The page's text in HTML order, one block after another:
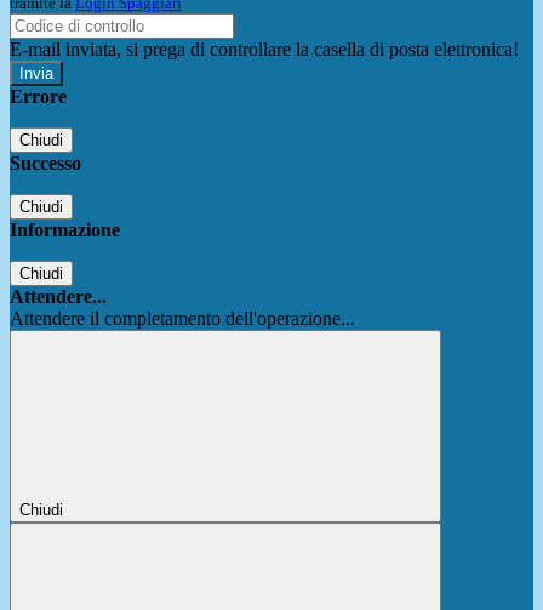
E-mail inviata, si prega di controllare la casella di posta elettronica!
Errore
Chiudi
Successo
Chiudi
Informazione
Chiudi
Attendere...
Attendere il completamento dell'operazione...
Chiudi